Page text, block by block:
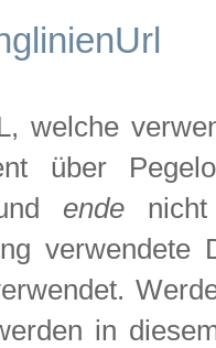
welche
über
endenicht
in